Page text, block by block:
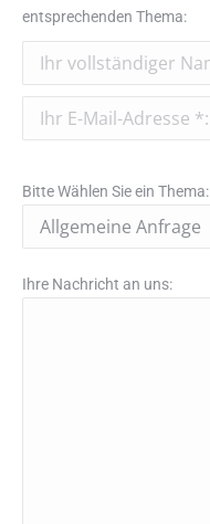
entsprechenden Thema:
Bitte Wählen Sie ein Thema:
Ihre Nachricht an uns: